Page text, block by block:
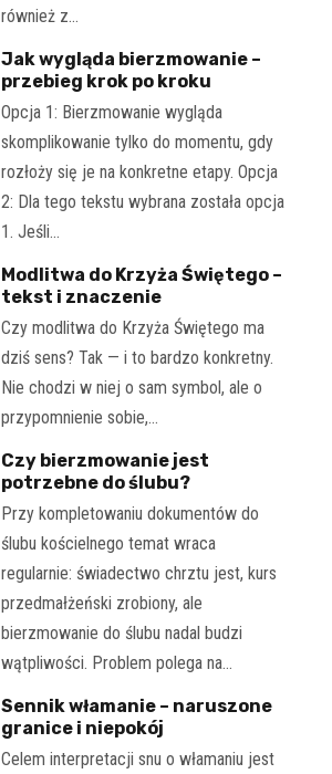
również z…
Jak wygląda bierzmowanie –
przebieg krok po kroku
Opcja 1: Bierzmowanie wygląda
skomplikowanie tylko do momentu, gdy
rozłoży się je na konkretne etapy. Opcja
2: Dla tego tekstu wybrana została opcja
1. Jeśli…
Modlitwa do Krzyża Świętego –
tekst i znaczenie
Czy modlitwa do Krzyża Świętego ma
dziś sens? Tak — i to bardzo konkretny.
Nie chodzi w niej o sam symbol, ale o
przypomnienie sobie,…
Czy bierzmowanie jest
potrzebne do ślubu?
Przy kompletowaniu dokumentów do
ślubu kościelnego temat wraca
regularnie: świadectwo chrztu jest, kurs
przedmałżeński zrobiony, ale
bierzmowanie do ślubu nadal budzi
wątpliwości. Problem polega na…
Sennik włamanie – naruszone
granice i niepokój
Celem interpretacji snu o włamaniu jest